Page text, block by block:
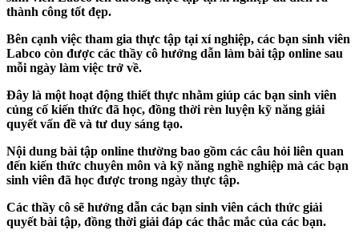
thành công tốt đẹp.
Bên cạnh việc tham gia thực tập tại xí nghiệp, các bạn sinh viên
Labco còn được các thầy cô hướng dẫn làm bài tập online sau
mỗi ngày làm việc trở về.
Đây là một hoạt động thiết thực nhằm giúp các bạn sinh viên
củng cố kiến thức đã học, đồng thời rèn luyện kỹ năng giải
quyết vấn đề và tư duy sáng tạo.
Nội dung bài tập online thường bao gồm các câu hỏi liên quan
đến kiến thức chuyên môn và kỹ năng nghề nghiệp mà các bạn
sinh viên đã học được trong ngày thực tập.
Các thầy cô sẽ hướng dẫn các bạn sinh viên cách thức giải
quyết bài tập, đồng thời giải đáp các thắc mắc của các bạn.